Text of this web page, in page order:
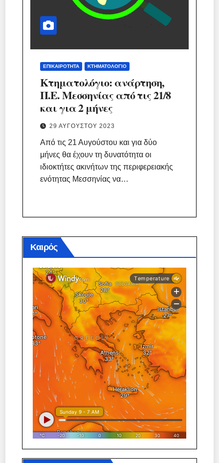
ΕΠΙΚΑΙΡΌΤΗΤΑ ΚΤΗΜΑΤΟΛΌΓΙΟ
Κτηματολόγιο: ανάρτηση,
Π.Ε. Μεσσηνίας από τις 21/8
και για 2 μήνες
29 ΑΥΓΟΎΣΤΟΥ 2023
Από τις 21 Αυγούστου και για δύο
μήνες θα έχουν τη δυνατότητα οι
ιδιοκτήτες ακινήτων της περιφερειακής
ενότητας Μεσσηνίας να…
Καιρός